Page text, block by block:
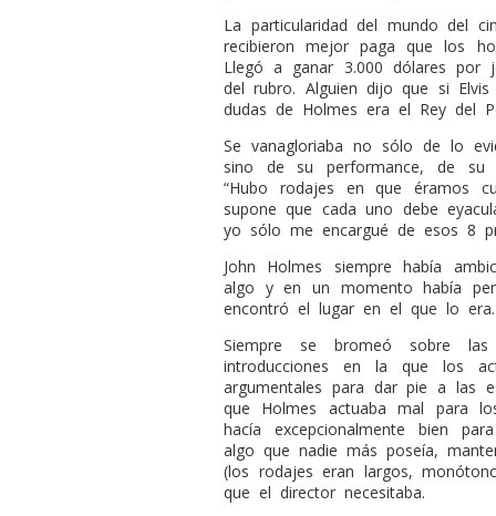
La particularidad del mundo del
recibieron mejor paga que los
Llegó a ganar 3.000 dólares por
del rubro. Alguien dijo que si
dudas de Holmes era el Rey del
Se vanagloriaba no sólo de lo
sino de su performance, de su
“Hubo rodajes en que éramos
supone que cada uno debe
yo sólo me encargué de esos 8
John Holmes siempre había
algo y en un momento había
encontró el lugar en el que lo era.
Siempre se bromeó sobre
introducciones en la que los
argumentales para dar pie a las
que Holmes actuaba mal para
hacía excepcionalmente bien
algo que nadie más poseía,
(los rodajes eran largos,
que el director necesitaba.